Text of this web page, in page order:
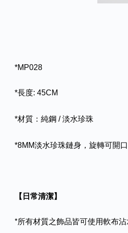
*MP028
*長度: 45CM
*材質：純鋼 / 淡水珍珠
*8MM淡水珍珠鏈身，旋轉可開口
【日常清潔】
*所有材質之飾品皆可使用軟布